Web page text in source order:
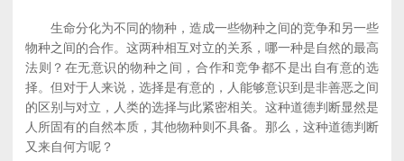
生命分化为不同的物种，造成一些物种之间的竞争和另一些
物种之间的合作。这两种相互对立的关系，哪一种是自然的最高
法则？在无意识的物种之间，合作和竞争都不是出自有意的选
择。但对于人来说，选择是有意的，人能够意识到是非善恶之间
的区别与对立，人类的选择与此紧密相关。这种道德判断显然是
人所固有的自然本质，其他物种则不具备。那么，这种道德判断
又来自何方呢？